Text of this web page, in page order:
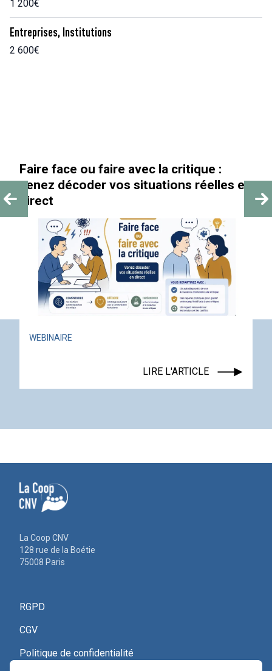
1 200€
Entreprises, Institutions
2 600€
Faire face ou faire avec la critique :
venez décoder vos situations réelles en
direct
WEBINAIRE
LIRE L'ARTICLE
La Coop CNV
128 rue de la Boétie
75008 Paris
RGPD
CGV
Politique de confidentialité